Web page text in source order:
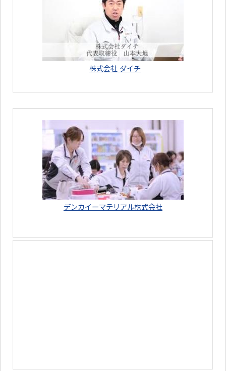
株式会社 ダイチ
デンカイーマテリアル株式会社